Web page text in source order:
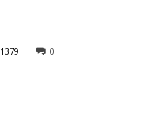
0
1379